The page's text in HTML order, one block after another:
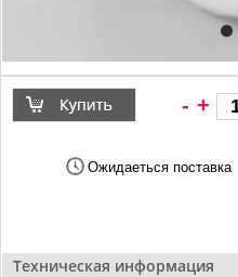
Техническая информация
- +
Ожидаеться поставка